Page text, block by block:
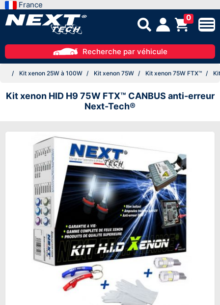
France
0
Recherche par véhicule
Kit xenon 25W à 100W Kit xenon 75W Kit xenon 75W FTX™
Kit xenon HID H9 75W FTX™ CANBUS anti-erreur
Next-Tech®